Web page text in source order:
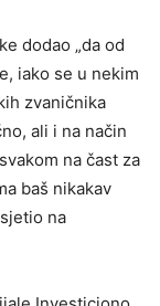
dodao „da od
iako se u nekim
zvaničnika
ali i na način
na čast za
baš nikakav
na